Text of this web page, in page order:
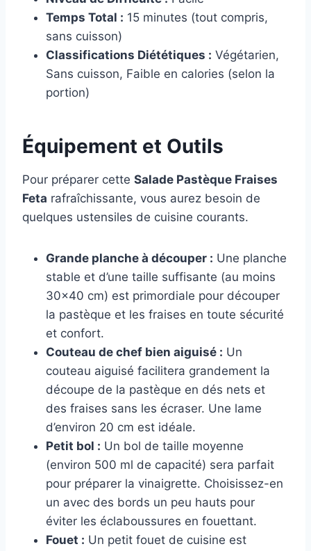
Temps Total : 15 minutes (tout compris,
sans cuisson)
Classifications Diététiques : Végétarien,
Sans cuisson, Faible en calories (selon la
portion)
Équipement et Outils
Pour préparer cette Salade Pastèque Fraises
Feta rafraîchissante, vous aurez besoin de
quelques ustensiles de cuisine courants.
Grande planche à découper : Une planche
stable et d’une taille suffisante (au moins
30×40 cm) est primordiale pour découper
la pastèque et les fraises en toute sécurité
et confort.
Couteau de chef bien aiguisé : Un
couteau aiguisé facilitera grandement la
découpe de la pastèque en dés nets et
des fraises sans les écraser. Une lame
d’environ 20 cm est idéale.
Petit bol : Un bol de taille moyenne
(environ 500 ml de capacité) sera parfait
pour préparer la vinaigrette. Choisissez-en
un avec des bords un peu hauts pour
éviter les éclaboussures en fouettant.
Fouet : Un petit fouet de cuisine est